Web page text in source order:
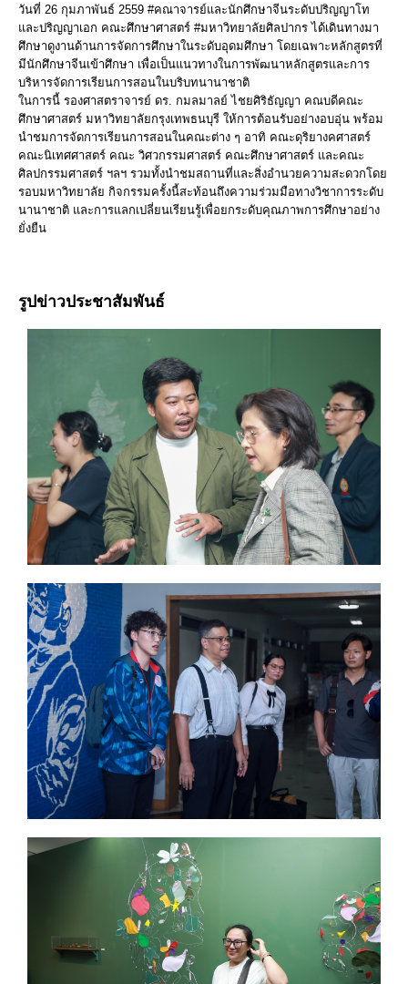
วันที่ 26 กุมภาพันธ์ 2559 #คณาจารย์และนักศึกษาจีนระดับปริญญาโท
และปริญญาเอก คณะศึกษาศาสตร์ #มหาวิทยาลัยศิลปากร ได้เดินทางมา
ศึกษาดูงานด้านการจัดการศึกษาในระดับอุดมศึกษา โดยเฉพาะหลักสูตรที่
มีนักศึกษาจีนเข้าศึกษา เพื่อเป็นแนวทางในการพัฒนาหลักสูตรและการ
บริหารจัดการเรียนการสอนในบริบทนานาชาติ
ในการนี้ รองศาสตราจารย์ ดร. กมลมาลย์ ไชยศิริธัญญา คณบดีคณะ
ศึกษาศาสตร์ มหาวิทยาลัยกรุงเทพธนบุรี ให้การต้อนรับอย่างอบอุ่น พร้อม
นำชมการจัดการเรียนการสอนในคณะต่าง ๆ อาทิ คณะดุริยางคศาสตร์
คณะนิเทศศาสตร์ คณะ วิศวกรรมศาสตร์ คณะศึกษาศาสตร์ และคณะ
ศิลปกรรมศาสตร์ ฯลฯ รวมทั้งนำชมสถานที่และสิ่งอำนวยความสะดวกโดย
รอบมหาวิทยาลัย กิจกรรมครั้งนี้สะท้อนถึงความร่วมมือทางวิชาการระดับ
นานาชาติ และการแลกเปลี่ยนเรียนรู้เพื่อยกระดับคุณภาพการศึกษาอย่าง
ยั่งยืน
รูปข่าวประชาสัมพันธ์